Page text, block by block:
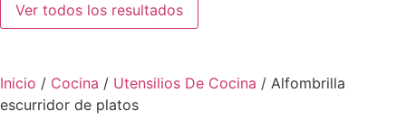
Ver todos los resultados
Inicio / Cocina / Utensilios De Cocina / Alfombrilla
escurridor de platos